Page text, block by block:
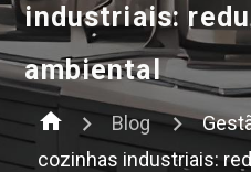
industriais:
ambiental
home Blog
cozinhas industriais: